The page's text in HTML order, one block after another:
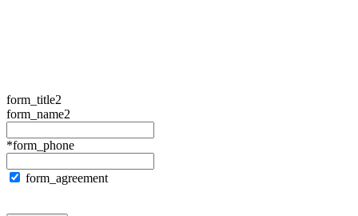
form_title2
form_name2
*form_phone
form_agreement